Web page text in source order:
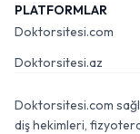
PLATFORMLAR
Doktorsitesi.com
Doktorsitesi.az
Doktorsitesi.com
diş hekimleri,